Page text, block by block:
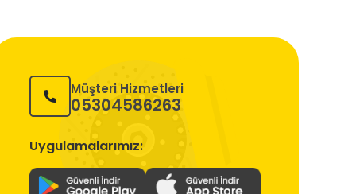
Müşteri Hizmetleri
05304586263
Uygulamalarımız: